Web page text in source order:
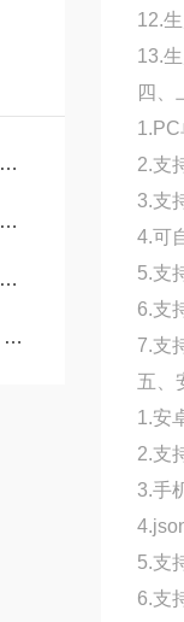
12.
13.
四、
2.支
3.支
4.可
5.支
6.支
7.支
五、
1.安
2.支
3.手
5.支
6.支